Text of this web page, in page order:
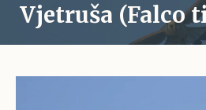
Vjetruša (Falco